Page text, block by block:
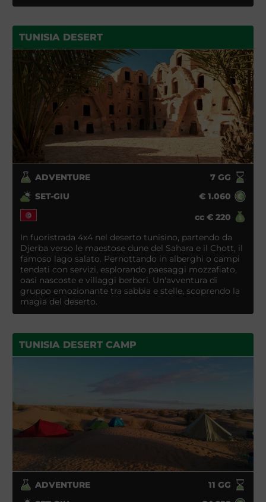
TUNISIA DESERT
ADVENTURE 7GG
SET-GIU
€ 1.060
cc € 220
In fuoristrada 4x4 nel deserto tunisino, partendo da
Djerba verso le maestose dune del Sahara e il Chott, il
famoso lago salato. Pernottando in alberghi o campi
tendati con servizi, esplorando paesaggi mozzafiato,
oasi nascoste e villaggi berberi. Un'avventura di
gruppo emozionante tra sabbia e stelle, scoprendo la
magia del deserto.
TUNISIA DESERT CAMP
ADVENTURE 11 GG